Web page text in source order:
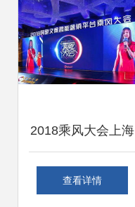
能
2018乘风大会上海
峰会 开启中小企业
查看详情